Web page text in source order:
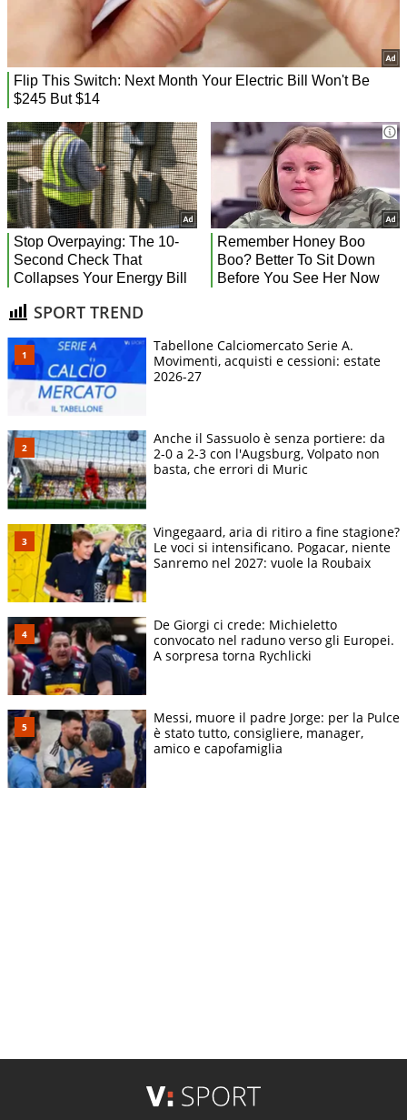
SPORT TREND
Tabellone Calciomercato Serie A.
Movimenti, acquisti e cessioni: estate
2026-27
Anche il Sassuolo è senza portiere: da
2-0 a 2-3 con l'Augsburg, Volpato non
basta, che errori di Muric
Vingegaard, aria di ritiro a fine stagione?
Le voci si intensificano. Pogacar, niente
Sanremo nel 2027: vuole la Roubaix
De Giorgi ci crede: Michieletto
convocato nel raduno verso gli Europei.
A sorpresa torna Rychlicki
Messi, muore il padre Jorge: per la Pulce
è stato tutto, consigliere, manager,
amico e capofamiglia